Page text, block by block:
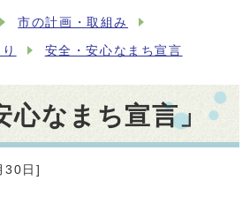
市の計画・取組み
安全・安心なまち宣言
心なまち宣言」
30日]